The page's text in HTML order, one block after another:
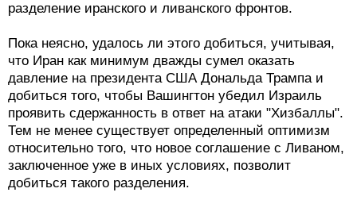
разделение иранского и ливанского фронтов.
Пока неясно, удалось ли этого добиться, учитывая,
что Иран как минимум дважды сумел оказать
давление на президента США Дональда Трампа и
добиться того, чтобы Вашингтон убедил Израиль
проявить сдержанность в ответ на атаки "Хизбаллы".
Тем не менее существует определенный оптимизм
относительно того, что новое соглашение с Ливаном,
заключенное уже в иных условиях, позволит
добиться такого разделения.